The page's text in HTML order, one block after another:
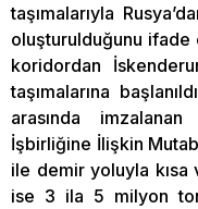
taşımalarıyla
oluşturulduğunu ifade
koridordan
taşımalarına
arasında
İşbirliğine İlişkin
ile demir yoluyla
ise 3 ila 5 milyon